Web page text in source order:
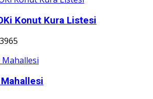
Konut Kura Listesi
3965